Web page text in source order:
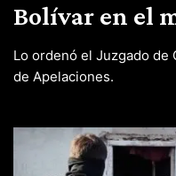
Bolívar en el
Lo ordenó el Juzgado de
de Apelaciones.